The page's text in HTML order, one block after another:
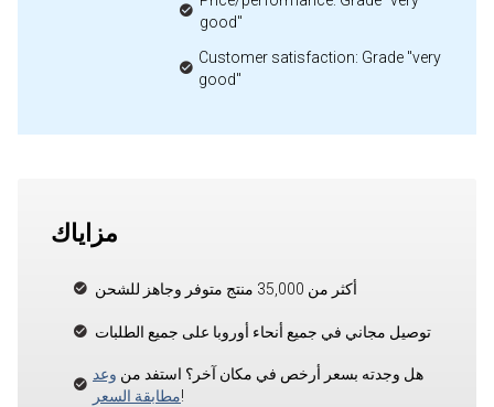
good"
Customer satisfaction: Grade "very
good"
مزاياك
أكثر من 35,000 منتج متوفر وجاهز للشحن
توصيل مجاني في جميع أنحاء أوروبا على جميع الطلبات
هل وجدته بسعر أرخص في مكان آخر؟ استفد من وعد
مطابقة السعر!